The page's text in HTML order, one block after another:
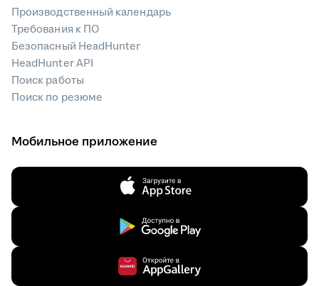
Производственный календарь
Требования к ПО
Безопасный HeadHunter
HeadHunter API
Поиск работы
Поиск по резюме
Мобильное приложение